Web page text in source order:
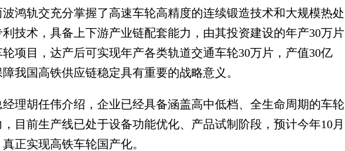
鸿轨交充分掌握了高速车轮高精度的连续锻造技术和大规模热处
技术，具备上下游产业链配套能力，由其投资建设的年产30万片
项目，达产后可实现年产各类轨道交通车轮30万片，产值30亿
我国高铁供应链稳定具有重要的战略意义。
胡任伟介绍，企业已经具备涵盖高中低档、全生命周期的车轮
目前生产线已处于设备功能优化、产品试制阶段，预计今年10月
正实现高铁车轮国产化。